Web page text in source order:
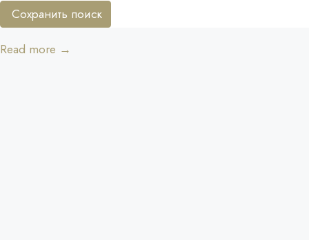
Сохранить поиск
Read more →